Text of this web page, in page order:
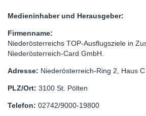
Medieninhaber und Herausgeber:
Firmenname:
Niederösterreichs TOP-Ausflugsziele in
Niederösterreich-Card GmbH.
Adresse: Niederösterreich-Ring 2, Haus C
PLZ/Ort: 3100 St. Pölten
Telefon: 02742/9000-19800